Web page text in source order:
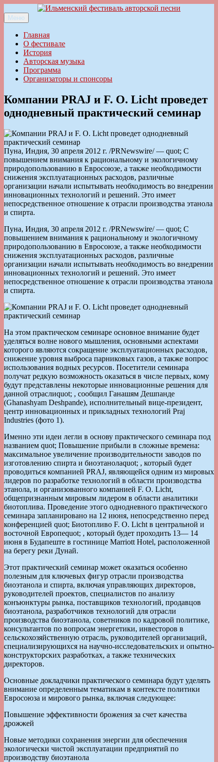
к
содержимому
Ильменский фестиваль авторской песни
Меню
Главная
О фестивале
История
Авторская музыка
Программа
Организаторы и спонсоры
Компании PRAJ и F. O. Licht проведет
однодневный практический семинар
Пуна, Индия, 30 апреля 2012 г. /PRNewswire/ — quot; С
повышением внимания к рациональному и экологичному
природопользованию в Евросоюзе, а также необходимости
снижения эксплуатационных расходов, различные
организации начали испытывать необходимость во внедрении
инновационных технологий и решений. Это имеет
непосредственное отношение к отрасли производства этанола
и спирта.
Пуна, Индия, 30 апреля 2012 г. /PRNewswire/ — quot; С
повышением внимания к рациональному и экологичному
природопользованию в Евросоюзе, а также необходимости
снижения эксплуатационных расходов, различные
организации начали испытывать необходимость во внедрении
инновационных технологий и решений. Это имеет
непосредственное отношение к отрасли производства этанола
и спирта.
На этом практическом семинаре основное внимание будет
уделяться волне нового мышления, основными аспектами
которого являются сокращение эксплуатационных расходов,
снижение уровня выброса парниковых газов, а также вопрос
использования водных ресурсов. Посетители семинара
получат редкую возможность оказаться в числе первых, кому
будут представлены некоторые инновационные решения для
данной отраслиquot; , сообщил Ганашям Дешпанде
(Ghanashyam Deshpande), исполнительный вице-президент,
центр инновационных и прикладных технологий Praj
Industries (фото 1).
Именно эти идеи легли в основу практического семинара под
названием quot; Повышение прибыли в сложные времена:
максимальное увеличение производительности заводов по
изготовлению спирта и биоэтанолаquot; , который будет
проводиться компанией PRAJ, являющейся одним из мировых
лидеров по разработке технологий в области производства
этанола, и организованного компанией F. O. Licht,
общепризнанным мировым лидером в области аналитики
биотоплива. Проведение этого однодневного практического
семинара запланировано на 12 июня, непосредственно перед
конференцией quot; Биотопливо F. O. Licht в центральной и
восточной Европеquot; , который будет проходить 13— 14
июня в Будапеште в гостинице Marriott Hotel, расположенной
на берегу реки Дунай.
Этот практический семинар может оказаться особенно
полезным для ключевых фигур отрасли производства
биоэтанола и спирта, включая управляющих директоров,
руководителей проектов, специалистов по анализу
конъюнктуры рынка, поставщиков технологий, продавцов
биоэтанола, разработчиков технологий для отрасли
производства биоэтанола, советников по кадровой политике,
консультантов по вопросам энергетики, инвесторов в
сельскохозяйственную отрасль, руководителей организаций,
специализирующихся на научно-исследовательских и опытно-
конструкторских разработках, а также технических
директоров.
Основные докладчики практического семинара будут уделять
внимание определенным тематикам в контексте политики
Евросоюза и мирового рынка, включая следующее:
Повышение эффективности брожения за счет качества
дрожжей
Новые методики сохранения энергии для обеспечения
экологически чистой эксплуатации предприятий по
производству биоэтанола